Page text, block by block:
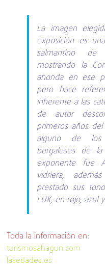
La imagen
exposición es
salmantino de
mostrando la
ahonda en ese
pero hace
inherente a las
de autor
primeros años
alguno de los
burgaleses de
exponente fue
vidriera,
prestado sus
LUX, en rojo, azul
Toda la información en:
turismosahagun.com
lasedades.es